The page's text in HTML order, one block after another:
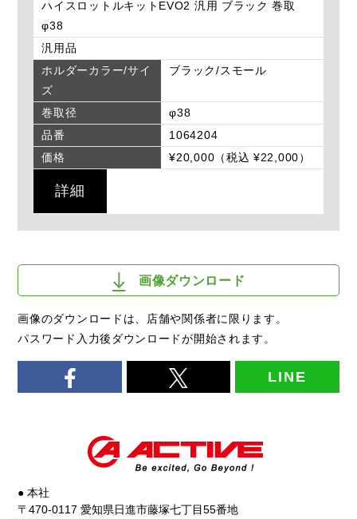
ハイスロットルキットEVO2 汎用 ブラック 巻取
φ38
汎用品
ホルダーカラー/サイ
ズ
ブラック/スモール
巻取径
φ38
品番
1064204
価格
¥20,000（税込 ¥22,000）
詳細
画像ダウンロード
画像のダウンロードは、店舗や関係者に限ります。
パスワード入力後ダウンロードが開始されます。
LINE
● 本社
〒470-0117 愛知県日進市藤塚七丁目55番地